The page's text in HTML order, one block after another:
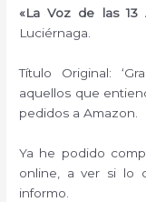
«La Voz de las 13
Luciérnaga.
Título Original:
aquellos que
pedidos a Amazon.
Ya he podido
online, a ver si lo
informo.